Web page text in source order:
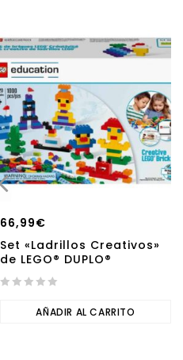
66,99€
Set «Ladrillos Creativos»
de LEGO® DUPLO®
AÑADIR AL CARRITO